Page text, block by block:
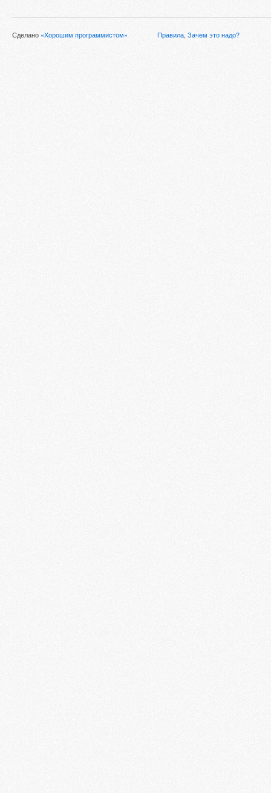
Сделано «Хорошим программистом» Правила, Зачем это надо?